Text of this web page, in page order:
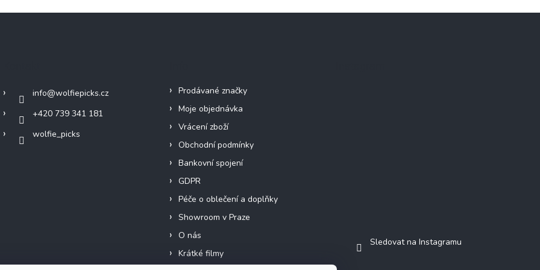
info@wolfiepicks.cz
+420 739 341 181
wolfie_picks
Prodávané značky
Moje objednávka
Vrácení zboží
Obchodní podmínky
Bankovní spojení
GDPR
Péče o oblečení a doplňky
Showroom v Praze
O nás
Krátké filmy
Sledovat na Instagramu